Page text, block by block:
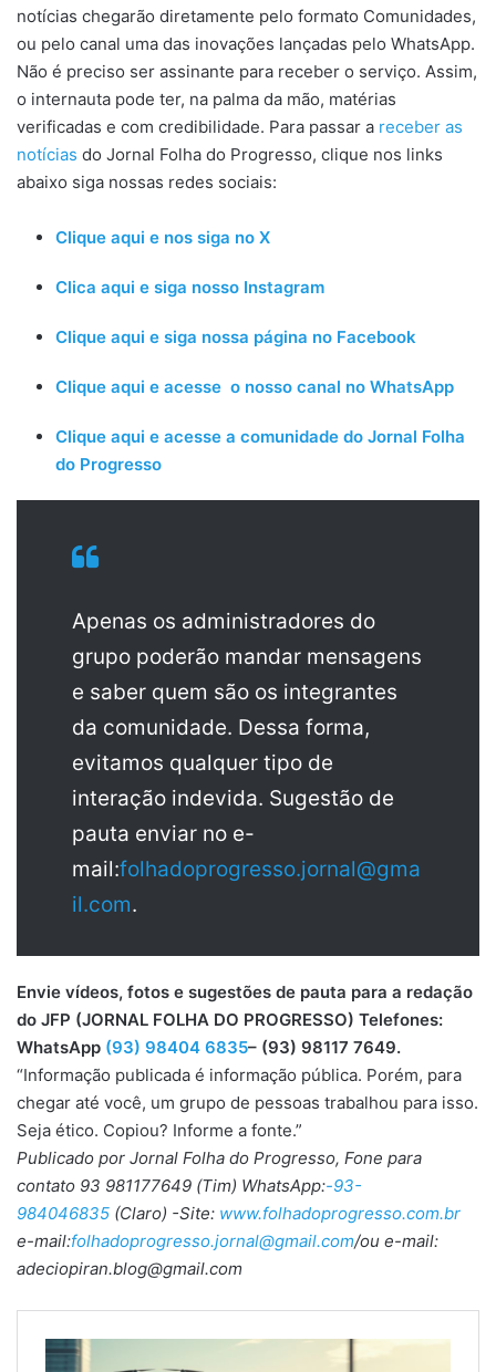
notícias chegarão diretamente pelo formato Comunidades,
ou pelo canal uma das inovações lançadas pelo WhatsApp.
Não é preciso ser assinante para receber o serviço. Assim,
o internauta pode ter, na palma da mão, matérias
verificadas e com credibilidade. Para passar a receber as
notícias do Jornal Folha do Progresso, clique nos links
abaixo siga nossas redes sociais:
Clique aqui e nos siga no X
Clica aqui e siga nosso Instagram
Clique aqui e siga nossa página no Facebook
Clique aqui e acesse o nosso canal no WhatsApp
Clique aqui e acesse a comunidade do Jornal Folha
do Progresso
Apenas os administradores do
grupo poderão mandar mensagens
e saber quem são os integrantes
da comunidade. Dessa forma,
evitamos qualquer tipo de
interação indevida. Sugestão de
pauta enviar no e-
mail:folhadoprogresso.jornal@gma
il.com.
Envie vídeos, fotos e sugestões de pauta para a redação
do JFP (JORNAL FOLHA DO PROGRESSO) Telefones:
WhatsApp (93) 98404 6835– (93) 98117 7649.
“Informação publicada é informação pública. Porém, para
chegar até você, um grupo de pessoas trabalhou para isso.
Seja ético. Copiou? Informe a fonte.”
Publicado por Jornal Folha do Progresso, Fone para
contato 93 981177649 (Tim) WhatsApp:-93-
984046835 (Claro) -Site: www.folhadoprogresso.com.br
e-mail:folhadoprogresso.jornal@gmail.com/ou e-mail:
adeciopiran.blog@gmail.com